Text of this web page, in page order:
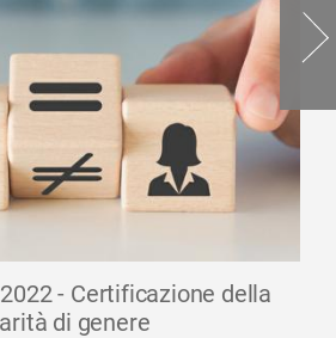
- Certificazione della
di genere